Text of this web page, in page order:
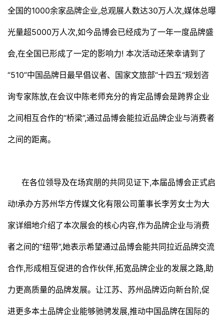
全国的1000余家品牌企业,总观展人数达30万人次,媒体总曝
光量超5000万人次,如今品博会已经成为了一年一度品牌盛
会,在全国已形成了一定的影响力! 本次活动还荣幸请到了
“510”中国品牌日最早倡议者、国家文旅部“十四五“规划咨
询专家陈放,在会议中陈老师充分的肯定品博会是跨界企业
之间相互合作的“桥梁”,通过品博会能拉近品牌企业与消费者
之间的距离。
在各位领导及在场宾朋的共同见证下,本届品博会正式启
动!承办方苏州华方传媒文化有限公司董事长李芳女士为大
家详细地介绍了本次展会的核心内容,作为品牌企业与消费
者之间的“纽带”,她表示希望通过品博会能共同拉近品牌交流
合作,形成相互促进的合作伙伴,拓宽品牌企业的发展之路,助
力更高质量的品牌发展。让江苏、苏州品牌迈向新台阶,促
进更多本土品牌企业能够驰骋发展,推动中国品牌在国际的